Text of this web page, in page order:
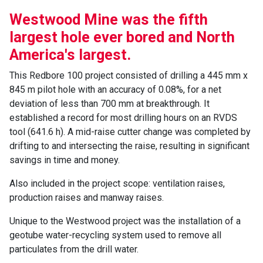
Westwood Mine was the fifth
largest hole ever bored and North
America's largest.
This Redbore 100 project consisted of drilling a 445 mm x
845 m pilot hole with an accuracy of 0.08%, for a net
deviation of less than 700 mm at breakthrough. It
established a record for most drilling hours on an RVDS
tool (641.6 h). A mid-raise cutter change was completed by
drifting to and intersecting the raise, resulting in significant
savings in time and money.
Also included in the project scope: ventilation raises,
production raises and manway raises.
Unique to the Westwood project was the installation of a
geotube water-recycling system used to remove all
particulates from the drill water.